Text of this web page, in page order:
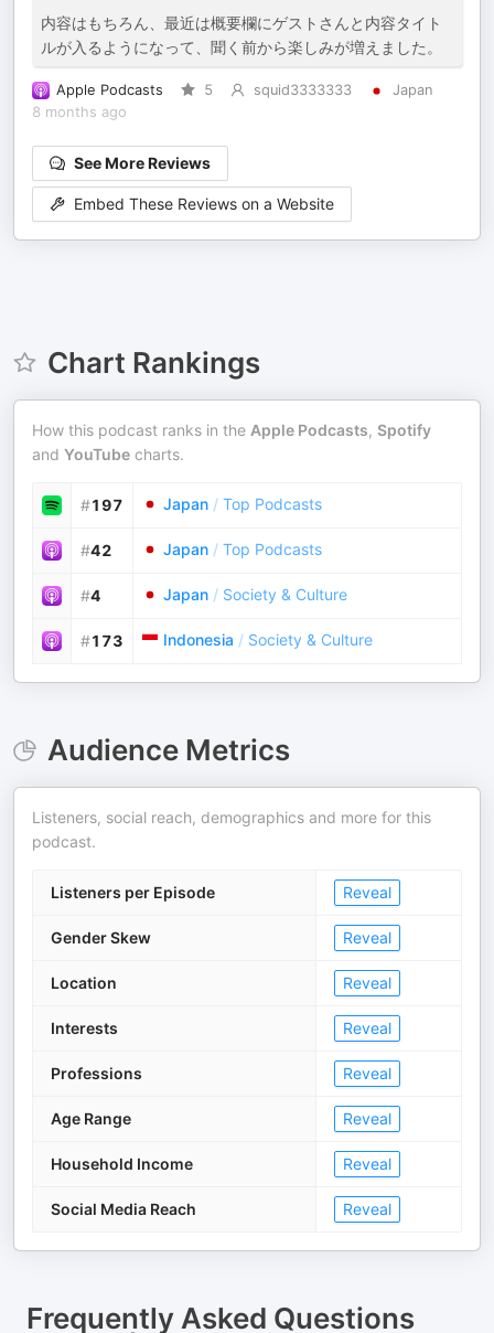
内容はもちろん、最近は概要欄にゲストさんと内容タイト
ルが入るようになって、聞く前から楽しみが増えました。
Apple Podcasts 5 squid3333333
Japan
8 months ago
See More Reviews
Embed These Reviews on a Website
Chart Rankings
How this podcast ranks in the Apple Podcasts, Spotify
and YouTube charts.
#197 Japan / Top Podcasts
#42 Japan / Top Podcasts
#4 Japan / Society & Culture
#173 Indonesia / Society & Culture
Audience Metrics
Listeners, social reach, demographics and more for this
podcast.
Listeners per Episode Reveal
Gender Skew Reveal
Location Reveal
Interests Reveal
Professions Reveal
Age Range Reveal
Household Income Reveal
Social Media Reach Reveal
Frequently Asked Questions